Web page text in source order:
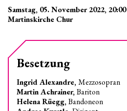
Samstag, 05. November 2022, 20:00
Martinskirche Chur
Besetzung
Ingrid Alexandre,Mezzosopran
Martin Achrainer,Bariton
Helena Rüegg,Bandoneon